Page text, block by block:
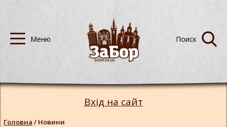
Вхід на сайт
Головна / Новини